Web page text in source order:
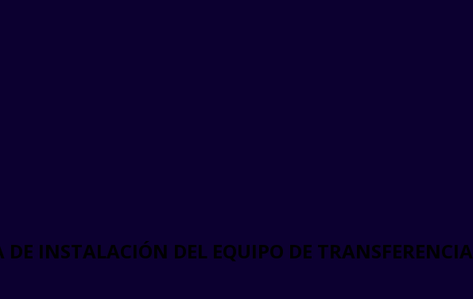
INSTALACIÓN DEL EQUIPO DE TRANSFERENCIA